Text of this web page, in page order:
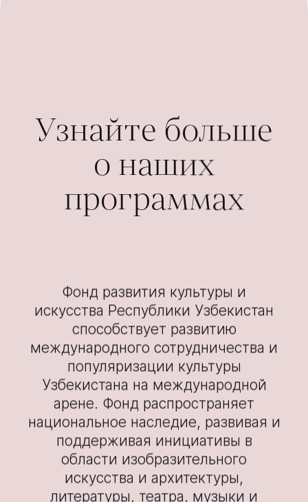
Узнайте больше
о наших
программах
Фонд развития культуры и
искусства Республики Узбекистан
способствует развитию
международного сотрудничества и
популяризации культуры
Узбекистана на международной
арене. Фонд распространяет
национальное наследие, развивая и
поддерживая инициативы в
области изобразительного
искусства и архитектуры,
литературы, театра, музыки и